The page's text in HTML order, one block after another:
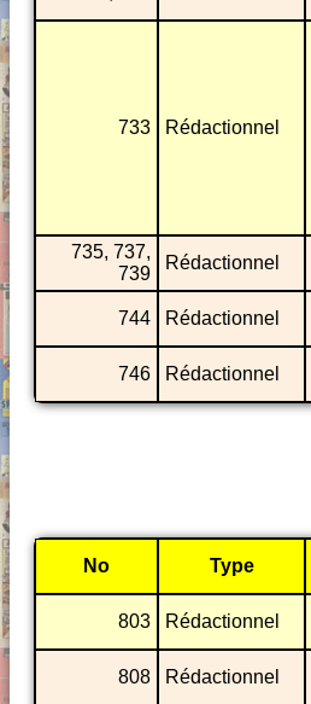
733 Rédactionnel
735, 737,
739
Rédactionnel
744 Rédactionnel
746 Rédactionnel
No Type
803 Rédactionnel
808 Rédactionnel